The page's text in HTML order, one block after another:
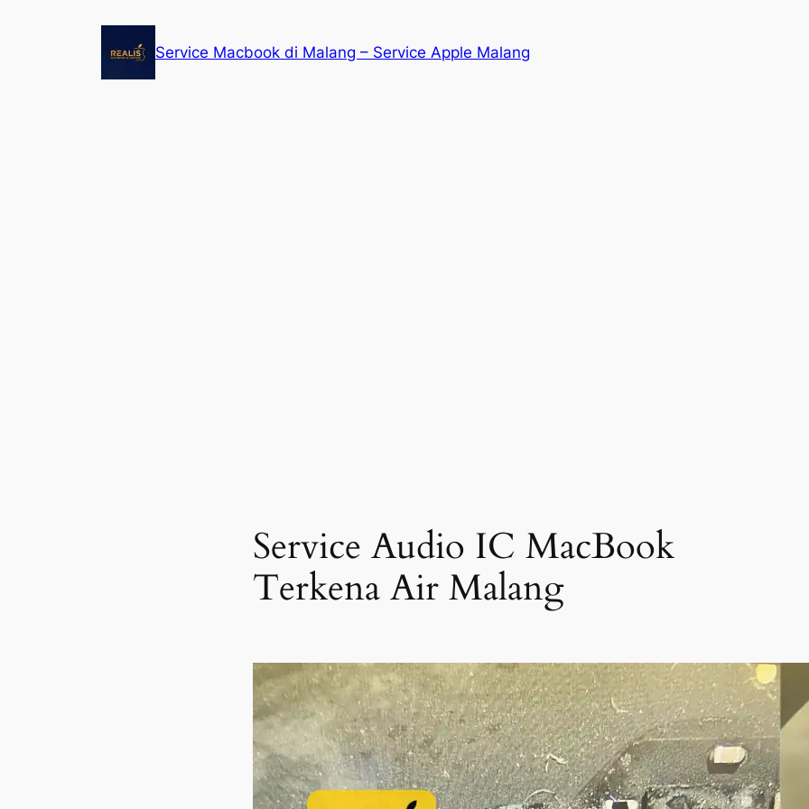
Service Macbook di Malang – Service Apple Malang
Service Audio IC MacBook
Terkena Air Malang